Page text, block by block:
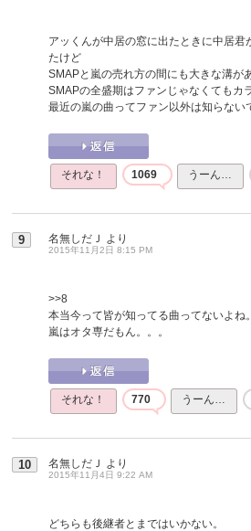
アッくんが中居の窓に出たときに中居君
たけど
SMAPと嵐の売れ方の間にも大きな溝が
SMAPの全盛期はファンじゃなくてもカ
最近の嵐の曲ってファン以外は知らない
それな！ 1069 うーん…
9 名無しだＪ より
2015年11月2日 8:15 PM
>>8
本当今って皆が知ってる曲ってないよね。
嵐はオタ専だもん。。。
それな！ 770 うーん…
10 名無しだＪ より
2015年11月4日 9:22 AM
どちらも後継者とまではいかない。